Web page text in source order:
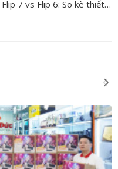
JBL Flip 7 vs Flip 6: So kè thiết kế, pin, âm thanh và tính năng